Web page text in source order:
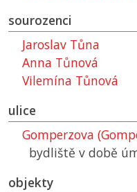
sourozenci
Jaroslav Tůna
Anna Tůnová
Vilemína Tůnová
ulice
Gomperzova
bydliště v době
objekty